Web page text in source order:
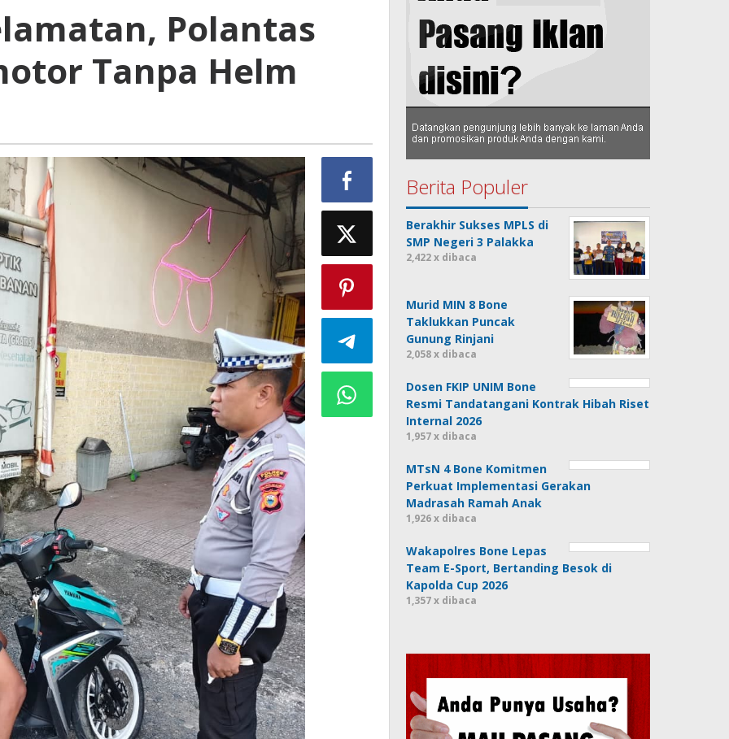
Polantas
Tanpa Helm
Berita Populer
Berakhir Sukses MPLS di
SMP Negeri 3 Palakka
2,422 x dibaca
Murid MIN 8 Bone
Taklukkan Puncak
Gunung Rinjani
2,058 x dibaca
Dosen FKIP UNIM Bone
Resmi Tandatangani Kontrak Hibah Riset
Internal 2026
1,957 x dibaca
MTsN 4 Bone Komitmen
Perkuat Implementasi Gerakan
Madrasah Ramah Anak
1,926 x dibaca
Wakapolres Bone Lepas
Team E-Sport, Bertanding Besok di
Kapolda Cup 2026
1,357 x dibaca